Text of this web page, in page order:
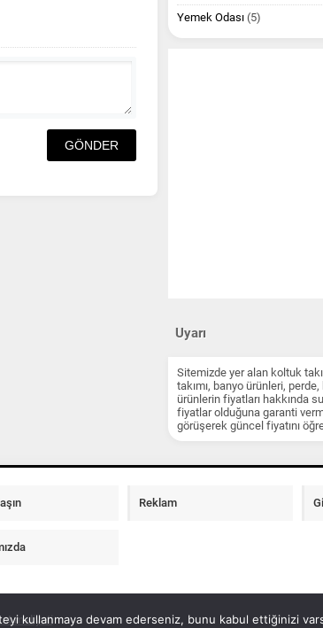
Yemek Odası (5)
Uyarı
Sitemizde yer alan koltuk
takımı, banyo ürünleri,
ürünlerin fiyatları hakkında
fiyatlar olduğuna garanti
görüşerek güncel fiyatını
Reklam
maliyeti
kullanmaya devam ederseniz, bunu kabul ettiğinizi